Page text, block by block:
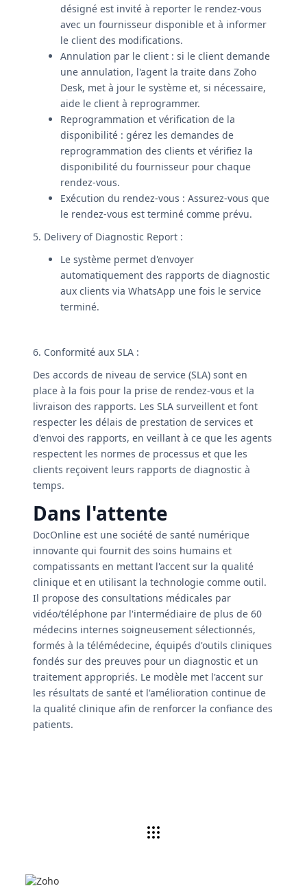
désigné est invité à reporter le rendez-vous
avec un fournisseur disponible et à informer
le client des modifications.
Annulation par le client : si le client demande
une annulation, l'agent la traite dans Zoho
Desk, met à jour le système et, si nécessaire,
aide le client à reprogrammer.
Reprogrammation et vérification de la
disponibilité : gérez les demandes de
reprogrammation des clients et vérifiez la
disponibilité du fournisseur pour chaque
rendez-vous.
Exécution du rendez-vous : Assurez-vous que
le rendez-vous est terminé comme prévu.
5. Delivery of Diagnostic Report :
Le système permet d'envoyer
automatiquement des rapports de diagnostic
aux clients via WhatsApp une fois le service
terminé.
6. Conformité aux SLA :
Des accords de niveau de service (SLA) sont en
place à la fois pour la prise de rendez-vous et la
livraison des rapports. Les SLA surveillent et font
respecter les délais de prestation de services et
d'envoi des rapports, en veillant à ce que les agents
respectent les normes de processus et que les
clients reçoivent leurs rapports de diagnostic à
temps.
Dans l'attente
DocOnline est une société de santé numérique
innovante qui fournit des soins humains et
compatissants en mettant l'accent sur la qualité
clinique et en utilisant la technologie comme outil.
Il propose des consultations médicales par
vidéo/téléphone par l'intermédiaire de plus de 60
médecins internes soigneusement sélectionnés,
formés à la télémédecine, équipés d'outils cliniques
fondés sur des preuves pour un diagnostic et un
traitement appropriés. Le modèle met l'accent sur
les résultats de santé et l'amélioration continue de
la qualité clinique afin de renforcer la confiance des
patients.